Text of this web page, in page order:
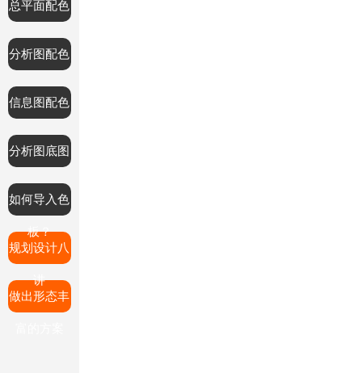
总平面配色
分析图配色
信息图配色
分析图底图
如何导入色
板？
规划设计八
讲
做出形态丰